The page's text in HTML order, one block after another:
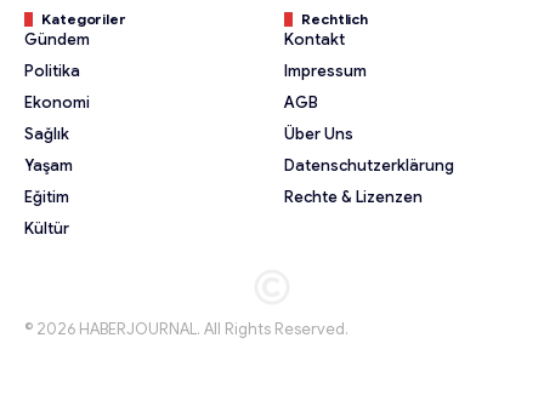
Kategoriler
Gündem
Politika
Ekonomi
Sağlık
Yaşam
Eğitim
Kültür
Rechtlich
Kontakt
Impressum
AGB
Über Uns
Datenschutzerklärung
Rechte & Lizenzen
© 2026 HABERJOURNAL. All Rights Reserved.